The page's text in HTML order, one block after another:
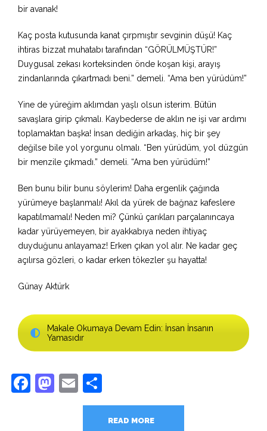
bir avanak!
Kaç posta kutusunda kanat çırpmıştır sevginin düşü! Kaç
ihtiras bizzat muhatabı tarafından “GÖRÜLMÜŞTÜR!”
Duygusal zekası korteksinden önde koşan kişi, arayış
zindanlarında çıkartmadı beni.” demeli. “Ama ben yürüdüm!”
Yine de yüreğim aklımdan yaşlı olsun isterim. Bütün
savaşlara girip çıkmalı. Kaybederse de aklın ne işi var ardımı
toplamaktan başka! İnsan dediğin arkadaş, hiç bir şey
değilse bile yol yorgunu olmalı. “Ben yürüdüm, yol düzgün
bir menzile çıkmadı.” demeli. “Ama ben yürüdüm!”
Ben bunu bilir bunu söylerim! Daha ergenlik çağında
yürümeye başlanmalı! Akıl da yürek de bağnaz kafeslere
kapatılmamalı! Neden mi? Çünkü çarıkları parçalanıncaya
kadar yürüyemeyen, bir ayakkabıya neden ihtiyaç
duyduğunu anlayamaz! Erken çıkan yol alır. Ne kadar geç
açılırsa gözleri, o kadar erken tökezler şu hayatta!
Günay Aktürk
Makale Okumaya Devam Edin: İnsan İnsanın
Yamasıdır
Facebook
Mastodon
Email
READ MORE